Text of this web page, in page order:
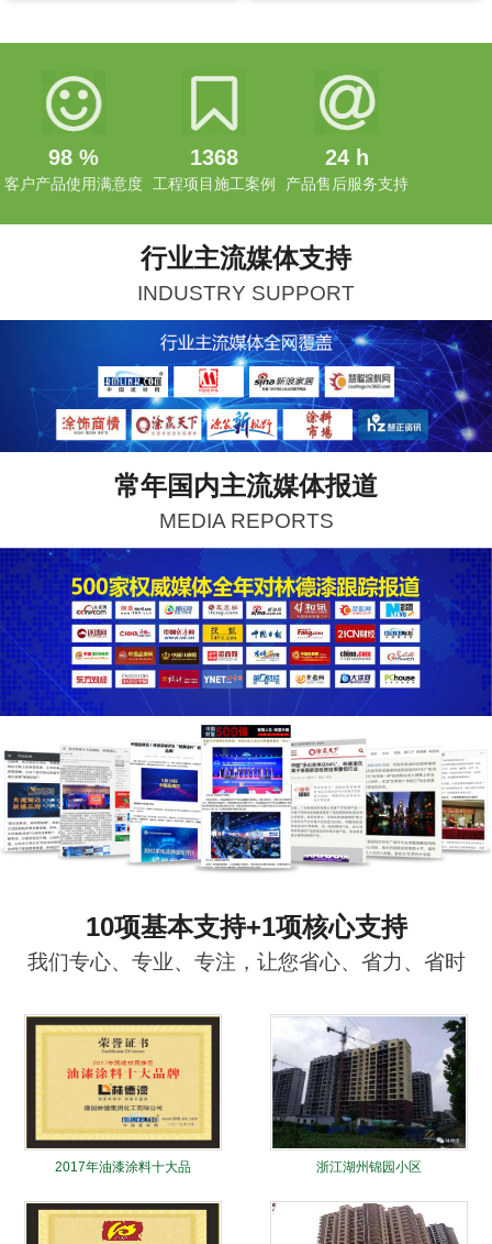
98 %
客户产品使用满意度
1368
工程项目施工案例
24 h
产品售后服务支持
行业主流媒体支持
INDUSTRY SUPPORT
常年国内主流媒体报道
MEDIA REPORTS
10项基本支持+1项核心支持
我们专心、专业、专注，让您省心、省力、省时
2017年油漆涂料十大品
牌
浙江湖州锦园小区